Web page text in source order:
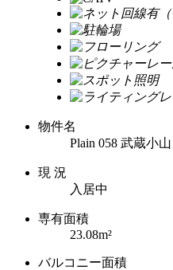
物件名
Plain 058 武蔵小山
現 況
入居中
専有面積
23.08m²
バルコニー面積